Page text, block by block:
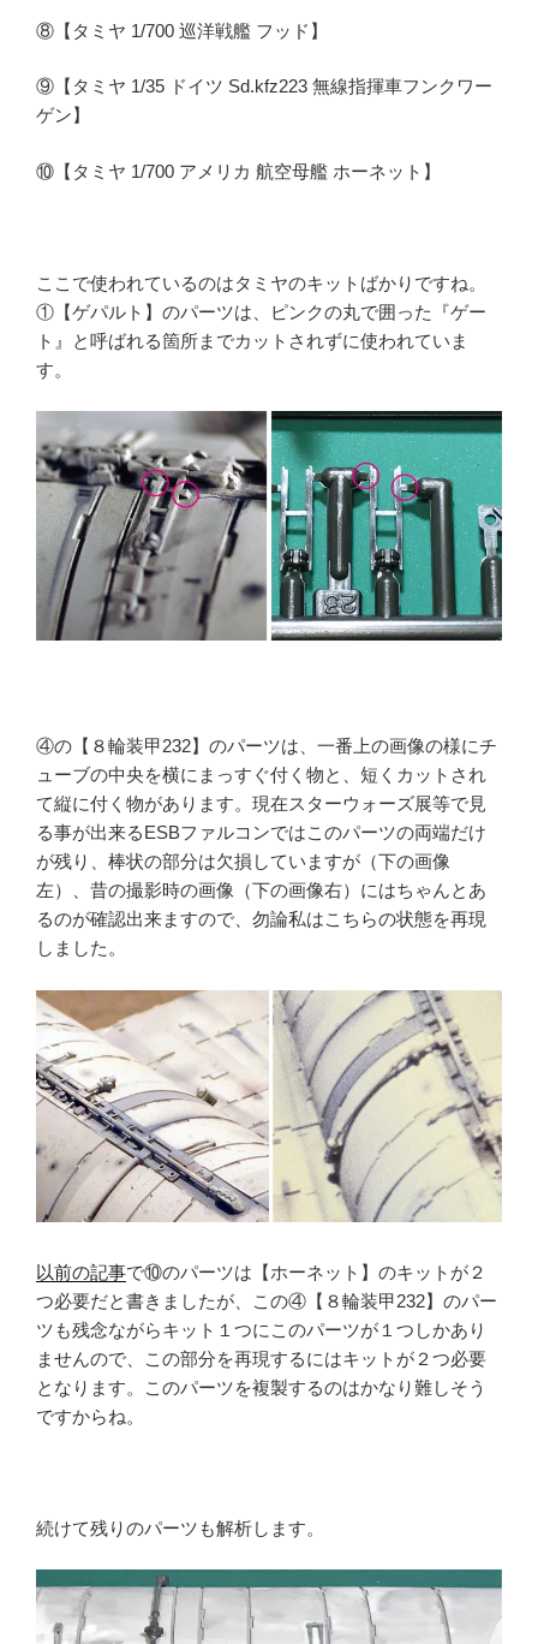
⑧【タミヤ 1/700 巡洋戦艦 フッド】
⑨【タミヤ 1/35 ドイツ Sd.kfz223 無線指揮車フンクワー
ゲン】
⑩【タミヤ 1/700 アメリカ 航空母艦 ホーネット】
ここで使われているのはタミヤのキットばかりですね。
①【ゲパルト】のパーツは、ピンクの丸で囲った『ゲー
ト』と呼ばれる箇所までカットされずに使われていま
す。
④の【８輪装甲232】のパーツは、一番上の画像の様にチ
ューブの中央を横にまっすぐ付く物と、短くカットされ
て縦に付く物があります。現在スターウォーズ展等で見
る事が出来るESBファルコンではこのパーツの両端だけ
が残り、棒状の部分は欠損していますが（下の画像
左）、昔の撮影時の画像（下の画像右）にはちゃんとあ
るのが確認出来ますので、勿論私はこちらの状態を再現
しました。
以前の記事で⑩のパーツは【ホーネット】のキットが２
つ必要だと書きましたが、この④【８輪装甲232】のパー
ツも残念ながらキット１つにこのパーツが１つしかあり
ませんので、この部分を再現するにはキットが２つ必要
となります。このパーツを複製するのはかなり難しそう
ですからね。
続けて残りのパーツも解析します。